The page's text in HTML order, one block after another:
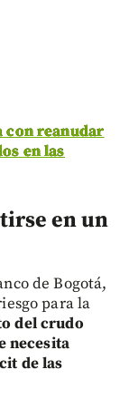
con reanudar
en las
en un
de Bogotá,
para la
del crudo
necesita
de las